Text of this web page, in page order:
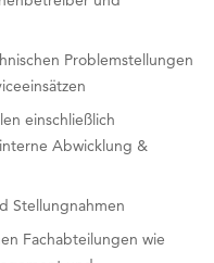
Problemstellungen
einschließlich
Abwicklung &
Stellungnahmen
Fachabteilungen wie